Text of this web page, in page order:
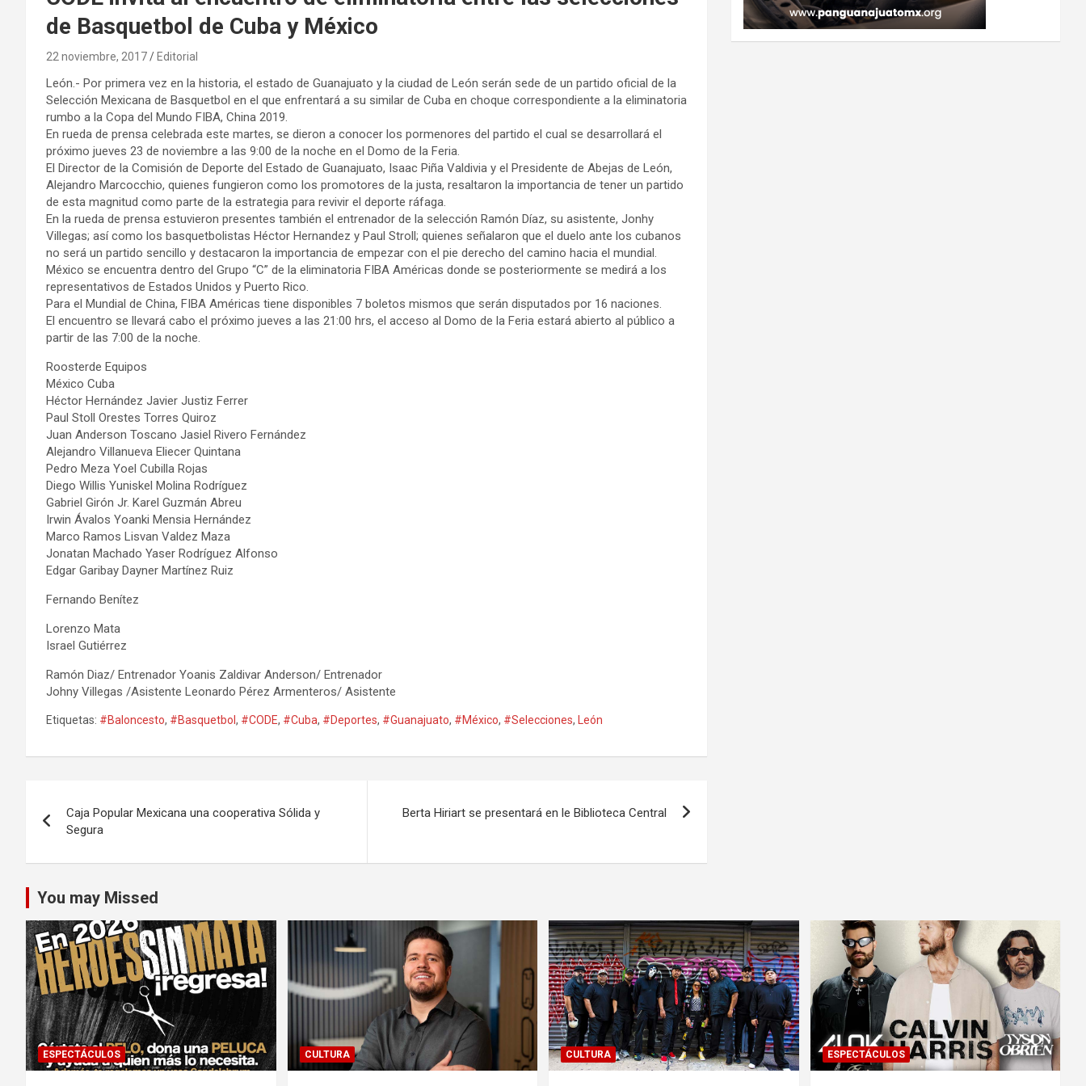
de Basquetbol de Cuba y México
22 noviembre, 2017 Editorial
León.- Por primera vez en la historia, el estado de Guanajuato y la ciudad de León serán sede de un partido oficial de la
Selección Mexicana de Basquetbol en el que enfrentará a su similar de Cuba en choque correspondiente a la eliminatoria
rumbo a la Copa del Mundo FIBA, China 2019.
En rueda de prensa celebrada este martes, se dieron a conocer los pormenores del partido el cual se desarrollará el
próximo jueves 23 de noviembre a las 9:00 de la noche en el Domo de la Feria.
El Director de la Comisión de Deporte del Estado de Guanajuato, Isaac Piña Valdivia y el Presidente de Abejas de León,
Alejandro Marcocchio, quienes fungieron como los promotores de la justa, resaltaron la importancia de tener un partido
de esta magnitud como parte de la estrategia para revivir el deporte ráfaga.
En la rueda de prensa estuvieron presentes también el entrenador de la selección Ramón Díaz, su asistente, Jonhy
Villegas; así como los basquetbolistas Héctor Hernandez y Paul Stroll; quienes señalaron que el duelo ante los cubanos
no será un partido sencillo y destacaron la importancia de empezar con el pie derecho del camino hacia el mundial.
México se encuentra dentro del Grupo “C” de la eliminatoria FIBA Américas donde se posteriormente se medirá a los
representativos de Estados Unidos y Puerto Rico.
Para el Mundial de China, FIBA Américas tiene disponibles 7 boletos mismos que serán disputados por 16 naciones.
El encuentro se llevará cabo el próximo jueves a las 21:00 hrs, el acceso al Domo de la Feria estará abierto al público a
partir de las 7:00 de la noche.
Roosterde Equipos
México Cuba
Héctor Hernández Javier Justiz Ferrer
Paul Stoll Orestes Torres Quiroz
Juan Anderson Toscano Jasiel Rivero Fernández
Alejandro Villanueva Eliecer Quintana
Pedro Meza Yoel Cubilla Rojas
Diego Willis Yuniskel Molina Rodríguez
Gabriel Girón Jr. Karel Guzmán Abreu
Irwin Ávalos Yoanki Mensia Hernández
Marco Ramos Lisvan Valdez Maza
Jonatan Machado Yaser Rodríguez Alfonso
Edgar Garibay Dayner Martínez Ruiz
Fernando Benítez
Lorenzo Mata
Israel Gutiérrez
Ramón Diaz/ Entrenador Yoanis Zaldivar Anderson/ Entrenador
Johny Villegas /Asistente Leonardo Pérez Armenteros/ Asistente
Etiquetas: #Baloncesto, #Basquetbol , #CODE, #Cuba, #Deportes, #Guanajuato, #México, #Selecciones, León
de
entradas
Caja Popular Mexicana una cooperativa Sólida y
Segura
Berta Hiriart se presentará en le Biblioteca Central
You may Missed
ESPECTÁCULOS CULTURA CULTURA ESPECTÁCULOS